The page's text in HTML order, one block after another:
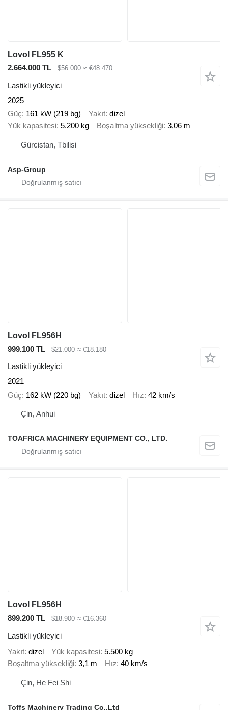
Lovol FL955 K
2.664.000 TL
$56.000 ≈ €48.470
Lastikli yükleyici
2025
Güç 161 kW (219 bg) Yakıt dizel
Yük kapasitesi 5.200 kg Boşaltma yüksekliği 3,06 m
Gürcistan, Tbilisi
Asp-Group
Lovol FL956H
999.100 TL
$21.000 ≈ €18.180
Lastikli yükleyici
2021
Güç 162 kW (220 bg) Yakıt dizel Hız 42 km/s
Çin, Anhui
TOAFRICA MACHINERY EQUIPMENT CO., LTD.
Lovol FL956H
899.200 TL
$18.900 ≈ €16.360
Lastikli yükleyici
Yakıt dizel Yük kapasitesi 5.500 kg
Boşaltma yüksekliği 3,1 m Hız 40 km/s
Çin, He Fei Shi
Toffs Machinery Trading Co.,Ltd